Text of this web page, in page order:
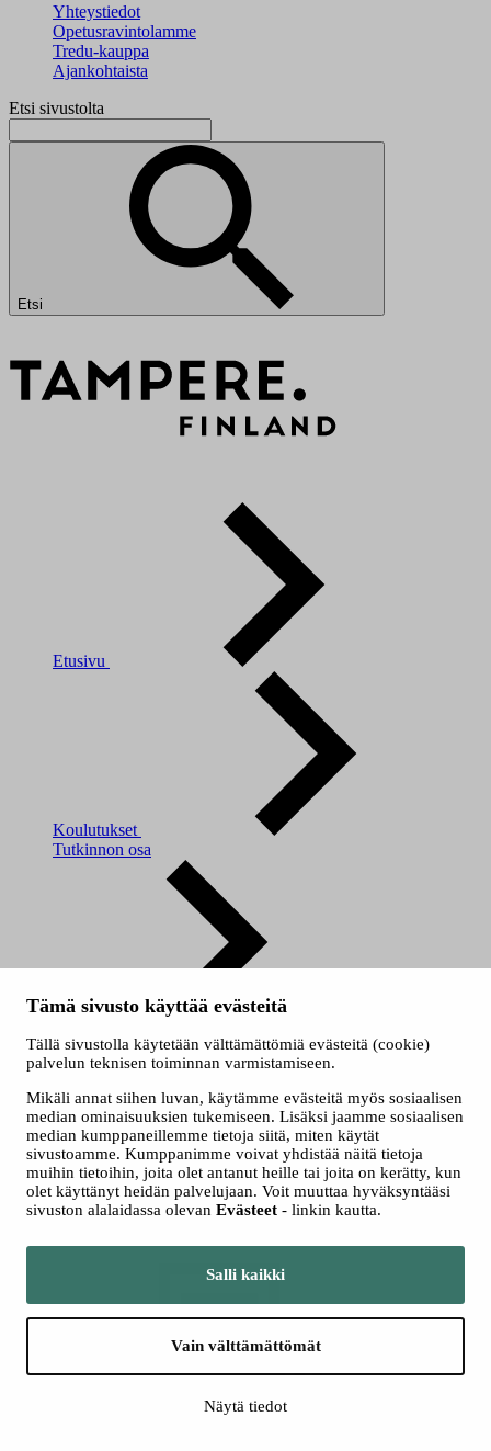
Tämä sivusto käyttää evästeitä
Tällä sivustolla käytetään välttämättömiä evästeitä (cookie)
palvelun teknisen toiminnan varmistamiseen.
Mikäli annat siihen luvan, käytämme evästeitä myös sosiaalisen
median ominaisuuksien tukemiseen. Lisäksi jaamme sosiaalisen
median kumppaneillemme tietoja siitä, miten käytät
sivustoamme. Kumppanimme voivat yhdistää näitä tietoja
muihin tietoihin, joita olet antanut heille tai joita on kerätty, kun
olet käyttänyt heidän palvelujaan. Voit muuttaa hyväksyntääsi
sivuston alalaidassa olevan Evästeet - linkin kautta.
Salli kaikki
Vain välttämättömät
Näytä tiedot
Yhteystiedot
Opetusravintolamme
Tredu-kauppa
Ajankohtaista
Etsi sivustolta
Etsi
Etusivu
Koulutukset
Tutkinnon osa
Palliatiivisessa hoidossa toimiminen ja saattohoito
Haluatko päivittää osaamistasi palliatiivisessa hoidossa? Hanki
ammatillista etumatkaa ja täydennä osaamistasi Tredussa!
Hae koulutukseen